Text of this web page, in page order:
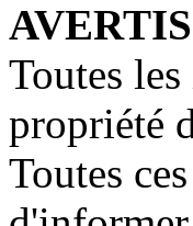
Toutes
propriété
Toutes